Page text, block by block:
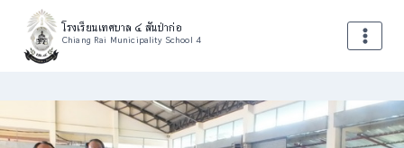
content
โรงเรียนเทศบาล ๔ สันป่าก่อ
Chiang Rai Municipality School 4